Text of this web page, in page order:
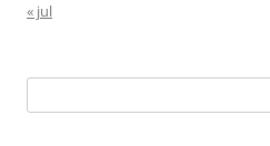
« jul
etter: